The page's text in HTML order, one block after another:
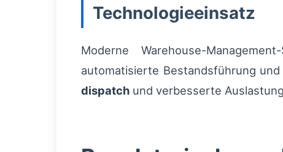
Technologieeinsatz
Moderne Warehouse-
automatisierte Bestandsführung
dispatch und verbesserte